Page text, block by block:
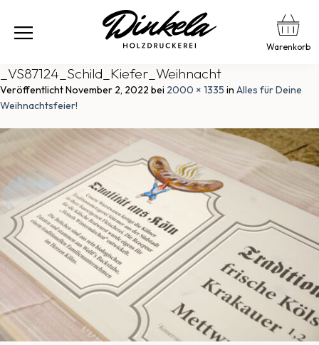
Warenkorb
_VS87124_Schild_Kiefer_Weihnacht
VeröffentlichtNovember 2, 2022 bei 2000 × 1335 in Alles für Deine
Weihnachtsfeier!